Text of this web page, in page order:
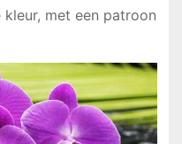
met een patroon